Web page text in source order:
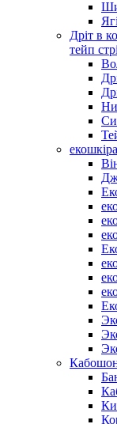
Дріт в
тейп
екошкіра